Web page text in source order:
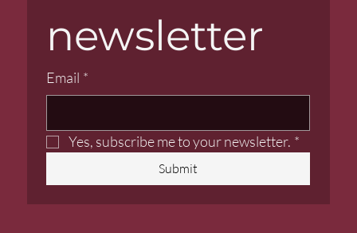
newsletter
Email *
Yes, subscribe me to your newsletter. *
Submit